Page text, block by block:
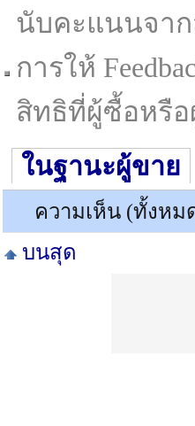
นับคะแนนจา
การให้
สิทธิที่ผู้ซื้อหรื
ในฐานะผู้ขาย
ความเห็น (ทั้งหม
บนสุด